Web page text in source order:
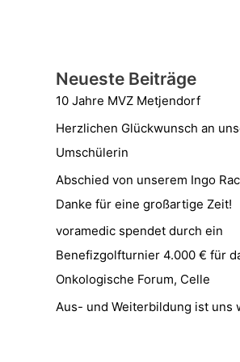
Neueste Beiträge
10 Jahre MVZ Metjendorf
Herzlichen Glückwunsch an
Umschülerin
Abschied von unserem Ingo
Danke für eine großartige Zeit!
voramedic spendet durch ein
Benefizgolfturnier 4.000 € für
Onkologische Forum, Celle
Aus- und Weiterbildung ist uns